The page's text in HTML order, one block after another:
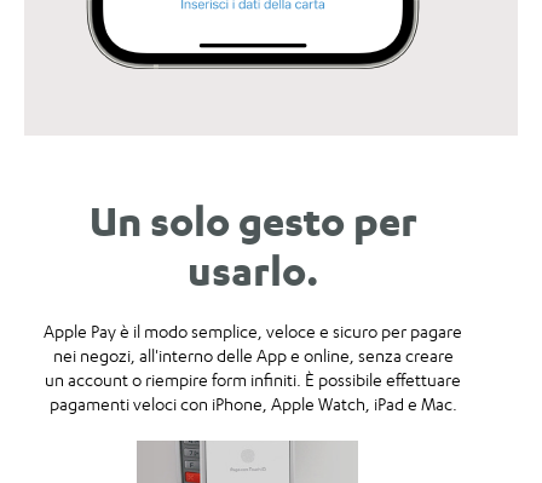
Un solo gesto per
usarlo.
Apple Payè il modo semplice, veloce e sicuro per pagare
nei negozi, all'interno delle App e online, senza creare
un account o riempire form infiniti. È possibile effettuare
pagamenti veloci con iPhone, Apple Watch, iPad e Mac.